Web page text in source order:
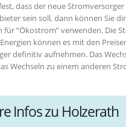
dass der neue Stromversorger
sein soll, dann können Sie
für “Ökostrom” verwenden. Die
können es mit den
definitiv aufnehmen. Das
Wechseln zu einem anderen
Infos zu Holzerath